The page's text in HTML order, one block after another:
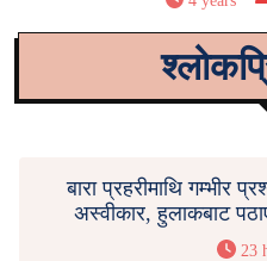
बारा प्रहरीमाथि गम्भीर
अस्वीकार, हुलाकबाट
23